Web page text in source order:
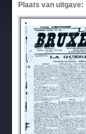
Plaats van uitgave: